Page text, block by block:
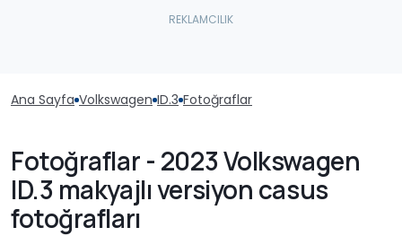
Ana Sayfa Volkswagen ID.3 Fotoğraflar
Fotoğraflar - 2023 Volkswagen
ID.3 makyajlı versiyon casus
fotoğrafları